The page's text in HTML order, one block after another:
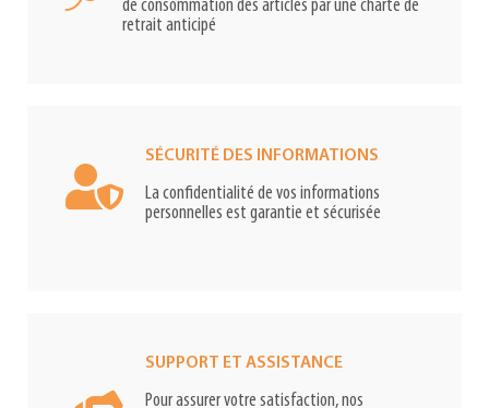
de consommation des articles par une charte de
retrait anticipé
SÉCURITÉ DES INFORMATIONS
La confidentialité de vos informations
personnelles est garantie et sécurisée
SUPPORT ET ASSISTANCE
Pour assurer votre satisfaction, nos